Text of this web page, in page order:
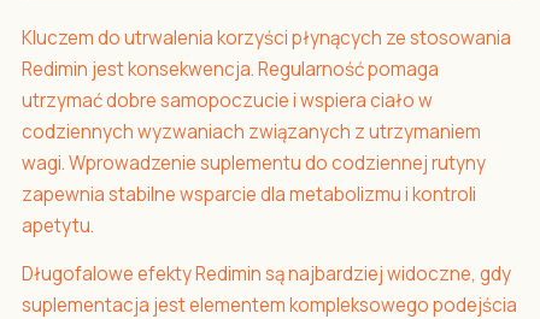
Kluczem do utrwalenia korzyści płynących ze stosowania
Redimin jest konsekwencja. Regularność pomaga
utrzymać dobre samopoczucie i wspiera ciało w
codziennych wyzwaniach związanych z utrzymaniem
wagi. Wprowadzenie suplementu do codziennej rutyny
zapewnia stabilne wsparcie dla metabolizmu i kontroli
apetytu.
Długofalowe efekty Redimin są najbardziej widoczne, gdy
suplementacja jest elementem kompleksowego podejścia